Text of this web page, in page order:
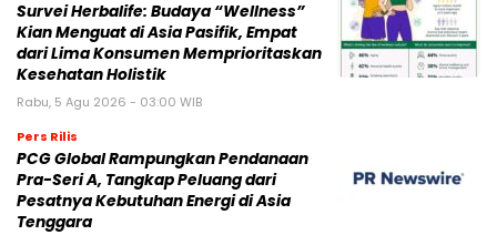
Survei Herbalife: Budaya “Wellness”
Kian Menguat di Asia Pasifik, Empat
dari Lima Konsumen Memprioritaskan
Kesehatan Holistik
Rabu, 5 Agu 2026 - 03:00 WIB
Pers Rilis
PCG Global Rampungkan Pendanaan
Pra-Seri A, Tangkap Peluang dari
Pesatnya Kebutuhan Energi di Asia
Tenggara